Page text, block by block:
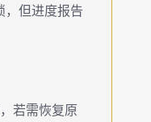
，但进度报告
若需恢复原